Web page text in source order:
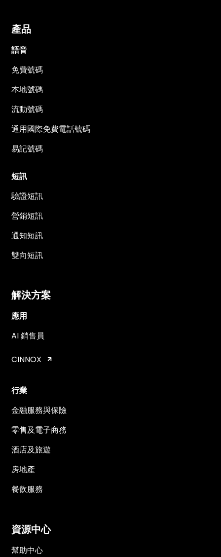
產品
語音
免費號碼
本地號碼
流動號碼
通用國際免費電話號碼
易記號碼
短訊
驗證短訊
營銷短訊
通知短訊
雙向短訊
解決方案
應用
AI 銷售員
CINNOX
行業
金融服務與保險
零售及電子商務
酒店及旅遊
房地產
餐飲服務
資源中心
幫助中心